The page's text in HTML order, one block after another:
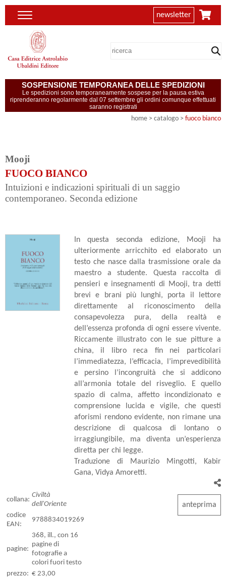
newsletter
SOSPENSIONE TEMPORANEA DELLE SPEDIZIONI
Le spedizioni sono temporaneamente sospese per la pausa estiva
riprenderanno regolarmente dal 07 settembre gli ordini comunque effettuati
saranno registrati
home > catalogo > fuoco bianco
Mooji
FUOCO BIANCO
Intuizioni e indicazioni spirituali di un saggio
contemporaneo. Seconda edizione
In questa seconda edizione, Mooji ha
ulteriormente arricchito ed elaborato un
testo che nasce dalla trasmissione orale da
maestro a studente. Questa raccolta di
pensieri e insegnamenti di Mooji, tra detti
brevi e brani più lunghi, porta il lettore
direttamente al riconoscimento della
consapevolezza pura, della realtà e
dell’essenza profonda di ogni essere vivente.
Riccamente illustrato con le sue pitture a
china, il libro reca fin nei particolari
l’immediatezza, l’efficacia, l’imprevedibilità
e persino l’incongruità che si addicono
all’armonia totale del risveglio. E quello
spazio di calma, affetto incondizionato e
comprensione lucida e vigile, che questi
aforismi rendono evidente, non rimane una
descrizione di qualcosa di lontano o
irraggiungibile, ma diventa un’esperienza
diretta per chi legge.
Traduzione di Maurizio Mingotti, Kabir
Gana, Vidya Amoretti.
collana:
Civiltà
dell'Oriente
codice
EAN:
9788834019269
pagine:
368, ill., con 16
pagine di
fotografie a
colori fuori testo
prezzo: € 23,00
anteprima